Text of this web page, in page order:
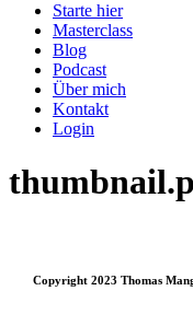
Starte hier
Masterclass
Blog
Podcast
Über mich
Kontakt
Login
Copyright 2023 Thomas